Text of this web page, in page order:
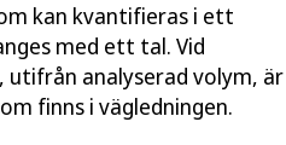
kan kvantifieras i ett
med ett tal. Vid
analyserad volym, är
finns i vägledningen.